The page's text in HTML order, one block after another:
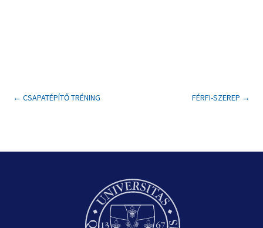
←CSAPATÉPÍTŐ TRÉNING FÉRFI-SZEREP →